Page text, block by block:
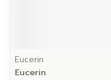
Eucerin
Eucerin